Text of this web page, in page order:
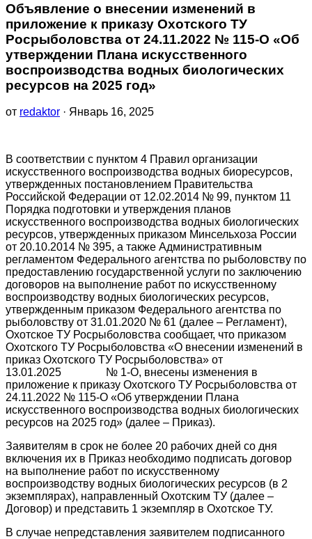
Объявление о внесении изменений в
приложение к приказу Охотского ТУ
Росрыболовства от 24.11.2022 № 115-О «Об
утверждении Плана искусственного
воспроизводства водных биологических
ресурсов на 2025 год»
от redaktor · Январь 16, 2025
В соответствии с пунктом 4 Правил организации
искусственного воспроизводства водных биоресурсов,
утвержденных постановлением Правительства
Российской Федерации от 12.02.2014 № 99, пунктом 11
Порядка подготовки и утверждения планов
искусственного воспроизводства водных биологических
ресурсов, утвержденных приказом Минсельхоза России
от 20.10.2014 № 395, а также Административным
регламентом Федерального агентства по рыболовству по
предоставлению государственной услуги по заключению
договоров на выполнение работ по искусственному
воспроизводству водных биологических ресурсов,
утвержденным приказом Федерального агентства по
рыболовству от 31.01.2020 № 61 (далее – Регламент),
Охотское ТУ Росрыболовства сообщает, что приказом
Охотского ТУ Росрыболовства «О внесении изменений в
приказ Охотского ТУ Росрыболовства» от
13.01.2025 № 1-О, внесены изменения в
приложение к приказу Охотского ТУ Росрыболовства от
24.11.2022 № 115-О «Об утверждении Плана
искусственного воспроизводства водных биологических
ресурсов на 2025 год» (далее – Приказ).
Заявителям в срок не более 20 рабочих дней со дня
включения их в Приказ необходимо подписать договор
на выполнение работ по искусственному
воспроизводству водных биологических ресурсов (в 2
экземплярах), направленный Охотским ТУ (далее –
Договор) и представить 1 экземпляр в Охотское ТУ.
В случае непредставления заявителем подписанного